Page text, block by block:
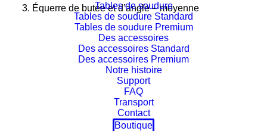
Tables de soudure
Tables de soudure Standard
Tables de soudure Premium
Des accessoires
Des accessoires Standard
Des accessoires Premium
Notre histoire
Support
FAQ
Transport
Contact
Boutique
Équerre de butée et d’angle – moyenne